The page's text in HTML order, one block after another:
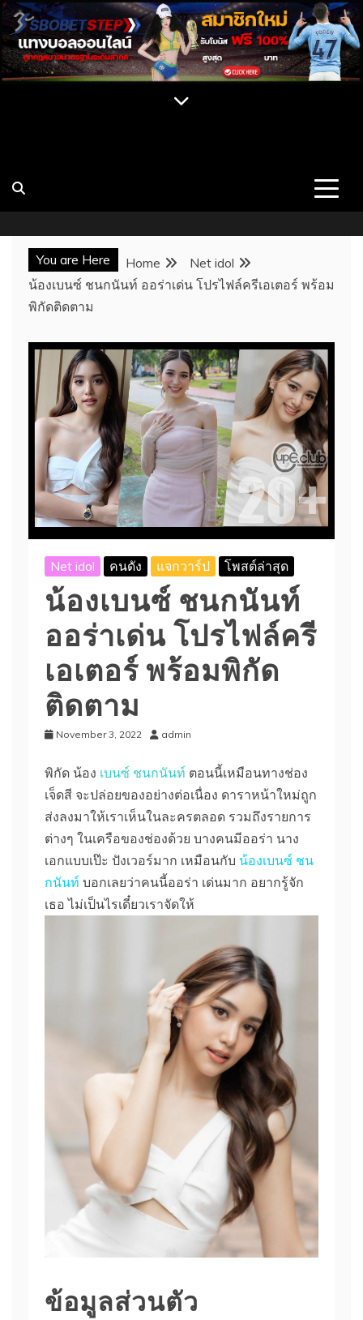
You are Here Home
Net idol
น้องเบนซ์ ชนกนันท์ ออร่าเด่น โปรไฟล์ครีเอเตอร์ พร้อม
พิกัดติดตาม
Net idol คนดัง แจกวาร์ป โพสต์ล่าสุด
น้องเบนซ์ ชนกนันท์
ออร่าเด่น โปรไฟล์ครี
เอเตอร์ พร้อมพิกัด
ติดตาม
November 3, 2022 admin
พิกัด น้อง เบนซ์ ชนกนันท์ ตอนนี้เหมือนทางช่อง
เจ็ดสี จะปล่อยของอย่างต่อเนื่อง ดาราหน้าใหม่ถูก
ส่งลงมาให้เราเห็นในละครตลอด รวมถึงรายการ
ต่างๆ ในเครือของช่องด้วย บางคนมีออร่า นาง
เอกแบบเป๊ะ ปังเวอร์มาก เหมือนกับ น้องเบนซ์ ชน
กนันท์ บอกเลยว่าคนนี้ออร่า เด่นมาก อยากรู้จัก
เธอ ไม่เป็นไรเดี๋ยวเราจัดให้
ข้อมูลส่วนตัว